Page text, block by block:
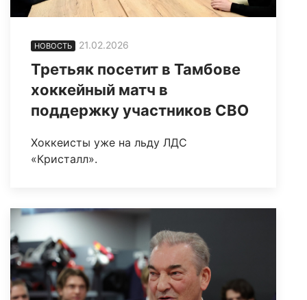
НОВОСТЬ 21.02.2026
Третьяк посетит в Тамбове
хоккейный матч в
поддержку участников СВО
Хоккеисты уже на льду ЛДС
«Кристалл».